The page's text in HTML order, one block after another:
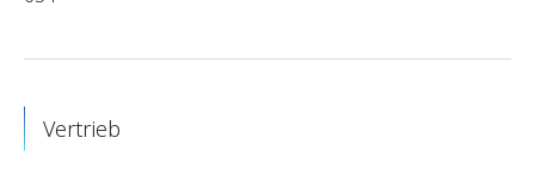
Vertrieb